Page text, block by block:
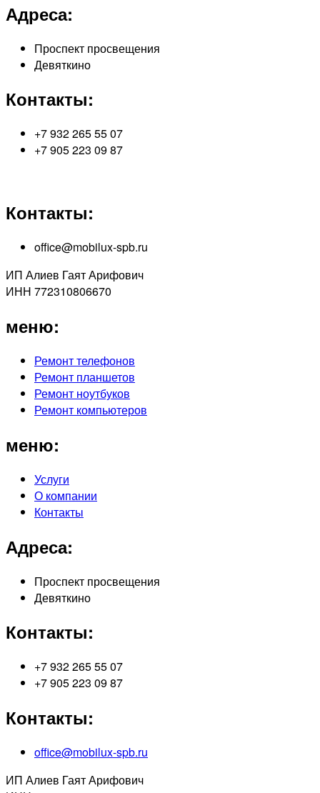
Адреса:
Проспект просвещения
Девяткино
Контакты:
+7 932 265 55 07
+7 905 223 09 87
Контакты:
office@mobilux-spb.ru
ИП Алиев Гаят Арифович
ИНН 772310806670
меню:
Ремонт телефонов
Ремонт планшетов
Ремонт ноутбуков
Ремонт компьютеров
меню:
Услуги
О компании
Контакты
Адреса:
Проспект просвещения
Девяткино
Контакты:
+7 932 265 55 07
+7 905 223 09 87
Контакты:
office@mobilux-spb.ru
ИП Алиев Гаят Арифович